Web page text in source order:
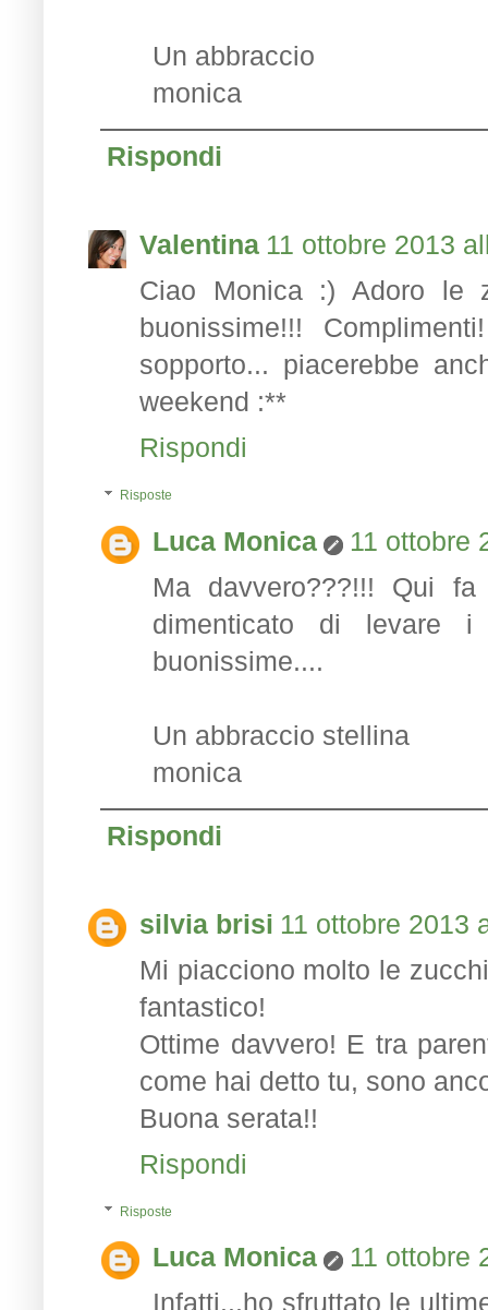
Un abbraccio
monica
Rispondi
Valentina 11 ottobre 2013
Ciao Monica :) Adoro le
buonissime!!!
sopporto... piacerebbe
weekend :**
Rispondi
Risposte
Luca Monica
11 ottobre
Ma davvero???!!! Qui
dimenticato di levare i
buonissime....
Un abbraccio stellina
monica
Rispondi
silvia brisi 11 ottobre 2013
Mi piacciono molto le
fantastico!
Ottime davvero! E tra
come hai detto tu, sono
Buona serata!!
Rispondi
Risposte
Luca Monica
11 ottobre
Infatti...ho sfruttato le